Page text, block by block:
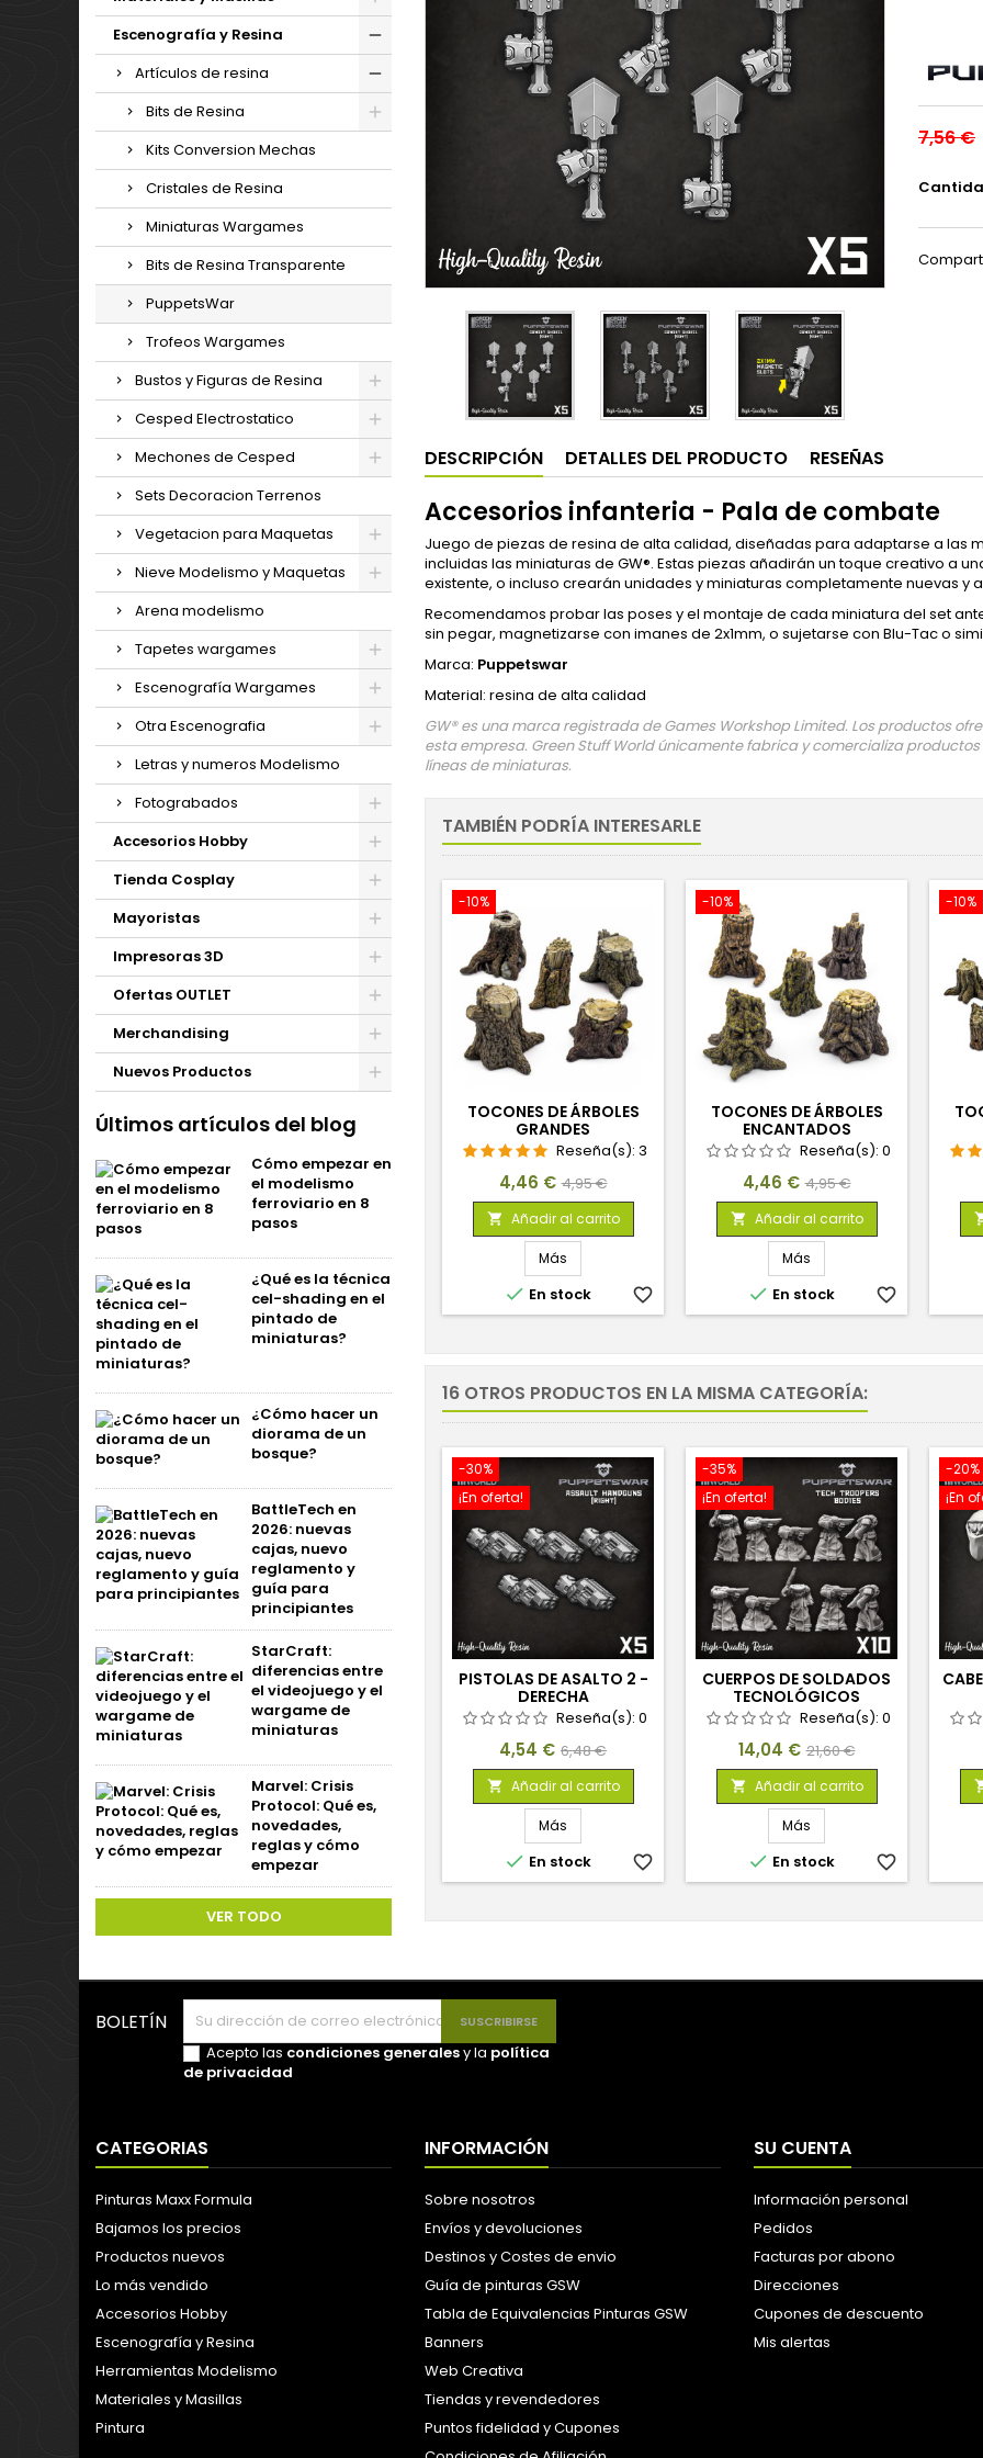
Escenografía y Resina
Artículos de resina
Bits de Resina
Kits Conversion Mechas
Cristales de Resina
Miniaturas Wargames
Bits de Resina Transparente
PuppetsWar
Trofeos Wargames
Bustos y Figuras de Resina
Cesped Electrostatico
Mechones de Cesped
Sets Decoracion Terrenos
Vegetacion para Maquetas
Nieve Modelismo y Maquetas
Arena modelismo
Tapetes wargames
Escenografía Wargames
Otra Escenografia
Letras y numeros Modelismo
Fotograbados
Accesorios Hobby
Tienda Cosplay
Mayoristas
Impresoras 3D
Ofertas OUTLET
Merchandising
Nuevos Productos
Últimos artículos del blog
Cómo empezar en
el modelismo
ferroviario en 8
pasos
¿Qué es la técnica
cel-shading en el
pintado de
miniaturas?
¿Cómo hacer un
diorama de un
bosque?
BattleTech en
2026: nuevas
cajas, nuevo
reglamento y
guía para
principiantes
StarCraft:
diferencias entre
el videojuego y el
wargame de
miniaturas
Marvel: Crisis
Protocol: Qué es,
novedades,
reglas y cómo
empezar
VER TODO
7,56 €
DESCRIPCIÓN DETALLES DEL PRODUCTO RESEÑAS
Accesorios infanteria - Pala de combate
Juego de piezas de resina de alta calidad, diseñadas para adaptarse a las
incluidas las miniaturas de GW®. Estas piezas añadirán un toque creativo a
existente, o incluso crearán unidades y miniaturas completamente nuevas y
Recomendamos probar las poses y el montaje de cada miniatura del set
sin pegar, magnetizarse con imanes de 2x1mm, o sujetarse con Blu-Tac o
Marca: Puppetswar
Material: resina de alta calidad
GW® es una marca registrada de Games Workshop Limited. Los productos
esta empresa. Green Stuff World únicamente fabrica y comercializa
líneas de miniaturas.
TAMBIÉN PODRÍA INTERESARLE
-10%
TOCONES DE ÁRBOLES
GRANDES
Reseña(s): 3
Precio
4,46 € Precio
base
4,95 €
 Añadir al carrito
Más
 En stock favorite_border
-10%
TOCONES DE ÁRBOLES
ENCANTADOS
Reseña(s): 0
Precio
4,46 € Precio
base
4,95 €
 Añadir al carrito
Más
 En stock favorite_border
-10%
16 OTROS PRODUCTOS EN LA MISMA CATEGORÍA:
-30%
¡En oferta!
PISTOLAS DE ASALTO 2 -
DERECHA
Reseña(s): 0
Precio
4,54 € Precio
base
6,48 €
 Añadir al carrito
Más
 En stock favorite_border
-35%
¡En oferta!
CUERPOS DE SOLDADOS
TECNOLÓGICOS
Reseña(s): 0
Precio
14,04 € Precio
base
21,60 €
 Añadir al carrito
Más
 En stock favorite_border
-20%
¡En
BOLETÍN
Acepto las condiciones generalesy la política
de privacidad
CATEGORIAS
Pinturas Maxx Formula
Bajamos los precios
Productos nuevos
Lo más vendido
Accesorios Hobby
Escenografía y Resina
Herramientas Modelismo
Materiales y Masillas
Pintura
INFORMACIÓN
Sobre nosotros
Envíos y devoluciones
Destinos y Costes de envio
Guía de pinturas GSW
Tabla de Equivalencias Pinturas GSW
Banners
Web Creativa
Tiendas y revendedores
Puntos fidelidad y Cupones
SU CUENTA
Información personal
Pedidos
Facturas por abono
Direcciones
Cupones de descuento
Mis alertas